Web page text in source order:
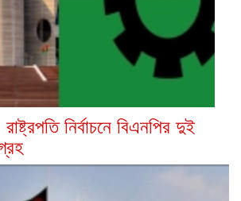
নির্বাচনে বিএনপির দুই